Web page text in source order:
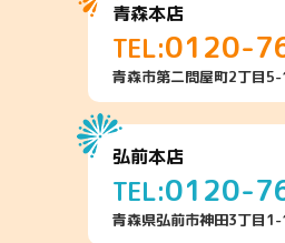
青森本店
TEL:0120-
青森市第二問屋町2丁目
弘前本店
TEL:0120-
青森県弘前市神田3丁目1-